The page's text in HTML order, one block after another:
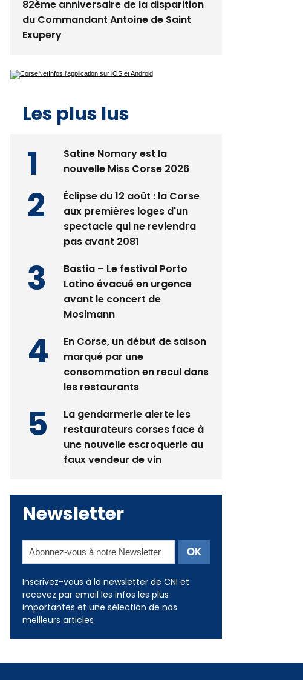
31/07/2026 08:22
82ème anniversaire de la disparition
nouvelle Miss Corse 2026
Éclipse du 12 août : la Corse
aux premières loges d'un
pas avant 2081
Bastia – Le festival Porto
Latino évacué en urgence
Mosimann
En Corse, un début de saison
marqué par une
les restaurants
La gendarmerie alerte les
restaurateurs corses face à
Newsletter
Inscrivez-vous à la newsletter de CNI et
recevez par email les infos les plus